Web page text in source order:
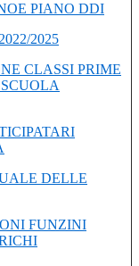
PIANO DDI
2025
CLASSI PRIME
DELLE
FUNZINI